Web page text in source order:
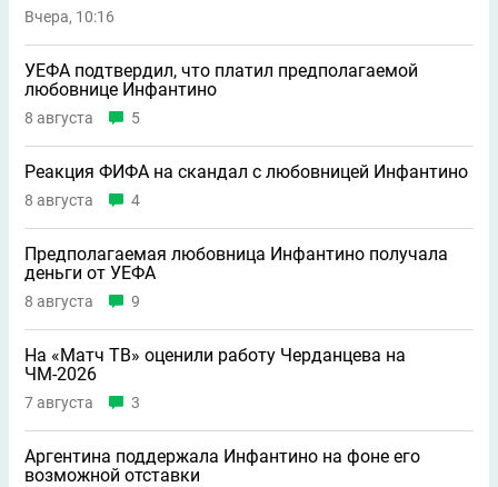
Вчера, 10:16
УЕФА подтвердил, что платил предполагаемой
любовнице Инфантино
8 августа 5
Реакция ФИФА на скандал с любовницей Инфантино
8 августа 4
Предполагаемая любовница Инфантино получала
деньги от УЕФА
8 августа 9
На «Матч ТВ» оценили работу Черданцева на
ЧМ-2026
7 августа 3
Аргентина поддержала Инфантино на фоне его
возможной отставки